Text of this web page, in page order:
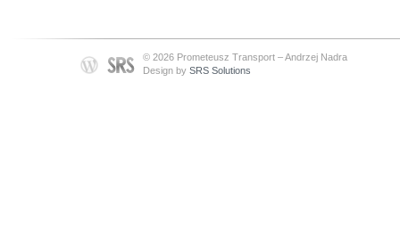
© 2026 Prometeusz Transport – Andrzej Nadra
Design by SRS Solutions